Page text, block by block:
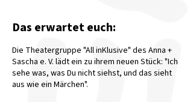
Das erwartet euch:
Die Theatergruppe "All inKlusive" des Anna +
Sascha e. V. lädt ein zu ihrem neuen Stück: "Ich
sehe was, was Du nicht siehst, und das sieht
aus wie ein Märchen".